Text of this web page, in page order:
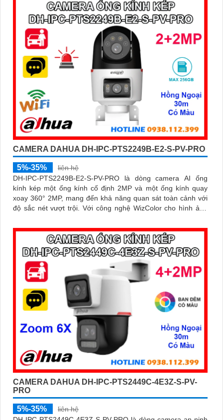
CAMERA DAHUA DH-IPC-PTS2249B-E2-S-PV-PRO
5%-35%
liên hệ
DH-IPC-PTS2249B-E2-S-PV-PRO là dòng camera AI ống
kính kép một ống kính cố định 2MP và một ống kính quay
xoay 360° 2MP, mang đến khả năng quan sát toàn cảnh với
độ sắc nét vượt trội. Với công nghệ WizColor cho hình ảnh
phát hiện chính xác người và phương tiện, cùng khả năng lưu
trữ qua khe cắm thẻ nhớ 256GB chuẩn IP66
CAMERA DAHUA DH-IPC-PTS2449C-4E3Z-S-PV-
PRO
5%-35%
liên hệ